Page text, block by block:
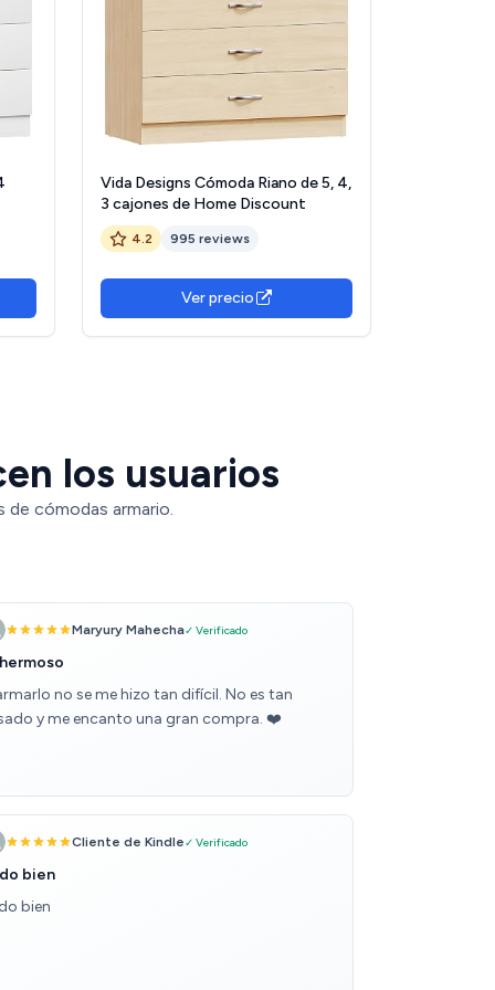
Vida Designs Cómoda Riano de 5, 4,
3 cajones de Home Discount
4.2 995 reviews
Ver precio
los usuarios
de cómodas armario.
Maryury Mahecha✓ Verificado
no se me hizo tan difícil. No es tan
y me encanto una gran compra. ❤️
Cliente de Kindle✓ Verificado
bien
bien